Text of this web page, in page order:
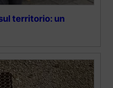
territorio: un